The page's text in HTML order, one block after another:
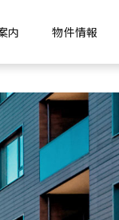
内 物件情報